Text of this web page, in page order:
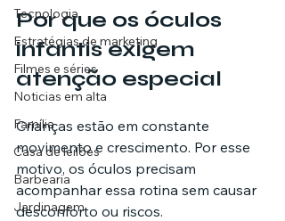
Tecnologia
Estratégias de marketing
Filmes e séries
Noticias em alta
Família
Casa de leilões
Barbearia
Jardinagem
Por que os óculos
infantis exigem
atenção especial
Crianças estão em constante
movimento e crescimento. Por esse
motivo, os óculos precisam
acompanhar essa rotina sem causar
desconforto ou riscos.